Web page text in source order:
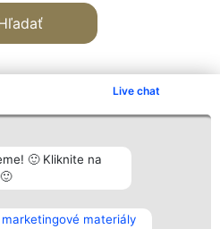
Live chat
🙂 Kliknite na
materiály
Kontakt
Kontakt